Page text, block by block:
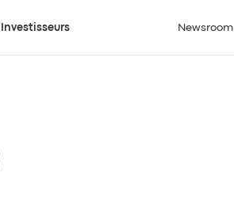
Investisseurs Newsroom